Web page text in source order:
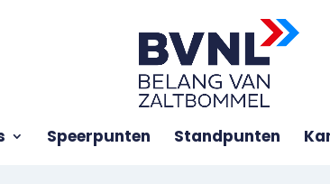
Speerpunten Standpunten